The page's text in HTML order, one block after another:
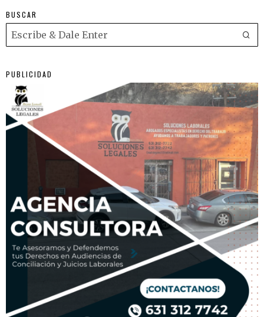
BUSCAR
PUBLICIDAD